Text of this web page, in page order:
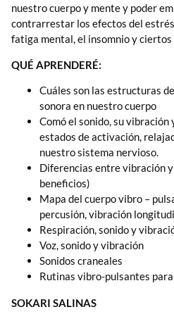
nuestro cuerpo y mente y poder
contrarrestar los efectos del
fatiga mental, el insomnio y ciertos
QUÉ APRENDERÉ:
Cuáles son las estructuras
sonora en nuestro cuerpo
Comó el sonido, su
estados de activación,
nuestro sistema nervioso.
Diferencias entre vibración
beneficios)
Mapa del cuerpo vibro –
percusión, vibración
Respiración, sonido y
Voz, sonido y vibración
Sonidos craneales
Rutinas vibro-pulsantes
SOKARI SALINAS